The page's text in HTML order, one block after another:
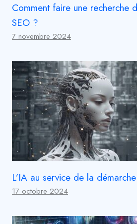
Comment faire une recherche
SEO ?
7 novembre 2024
L’IA au service de la
17 octobre 2024